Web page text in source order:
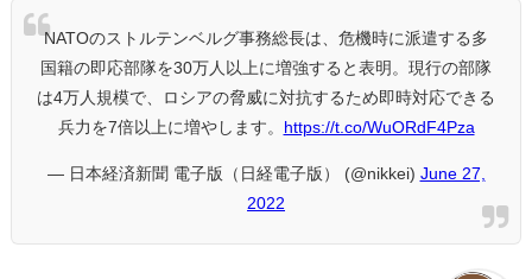
NATOのストルテンベルグ事務総長は、危機時に派遣する多
国籍の即応部隊を30万人以上に増強すると表明。現行の部隊
は4万人規模で、ロシアの脅威に対抗するため即時対応できる
兵力を7倍以上に増やします。
https://t.co/WuORdF4Pza
— 日本経済新聞 電子版（日経電子版） (@nikkei) June 27,
2022